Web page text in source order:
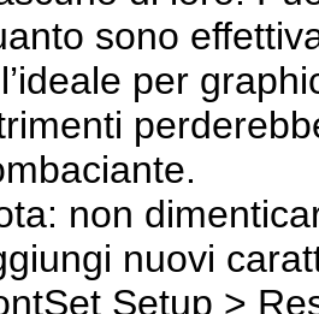
sono
per
non
nuovi
Setup >